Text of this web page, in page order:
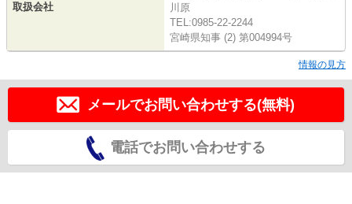
取扱会社
川原
TEL:0985-22-2244
宮崎県知事 (2) 第004994号
情報の見方
メールでお問い合わせする(無料)
電話でお問い合わせする